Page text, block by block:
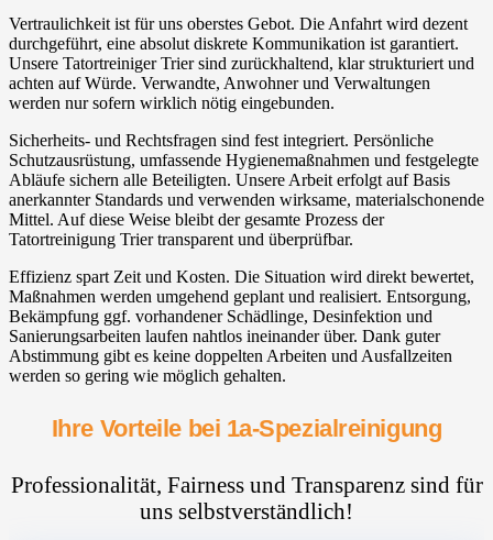
Vertraulichkeit ist für uns oberstes Gebot. Die Anfahrt wird dezent
durchgeführt, eine absolut diskrete Kommunikation ist garantiert.
Unsere Tatortreiniger Trier sind zurückhaltend, klar strukturiert und
achten auf Würde. Verwandte, Anwohner und Verwaltungen
werden nur sofern wirklich nötig eingebunden.
Sicherheits- und Rechtsfragen sind fest integriert. Persönliche
Schutzausrüstung, umfassende Hygienemaßnahmen und festgelegte
Abläufe sichern alle Beteiligten. Unsere Arbeit erfolgt auf Basis
anerkannter Standards und verwenden wirksame, materialschonende
Mittel. Auf diese Weise bleibt der gesamte Prozess der
Tatortreinigung Trier transparent und überprüfbar.
Effizienz spart Zeit und Kosten. Die Situation wird direkt bewertet,
Maßnahmen werden umgehend geplant und realisiert. Entsorgung,
Bekämpfung ggf. vorhandener Schädlinge, Desinfektion und
Sanierungsarbeiten laufen nahtlos ineinander über. Dank guter
Abstimmung gibt es keine doppelten Arbeiten und Ausfallzeiten
werden so gering wie möglich gehalten.
Ihre Vorteile bei 1a-Spezialreinigung
Professionalität, Fairness und Transparenz sind für
uns selbstverständlich!